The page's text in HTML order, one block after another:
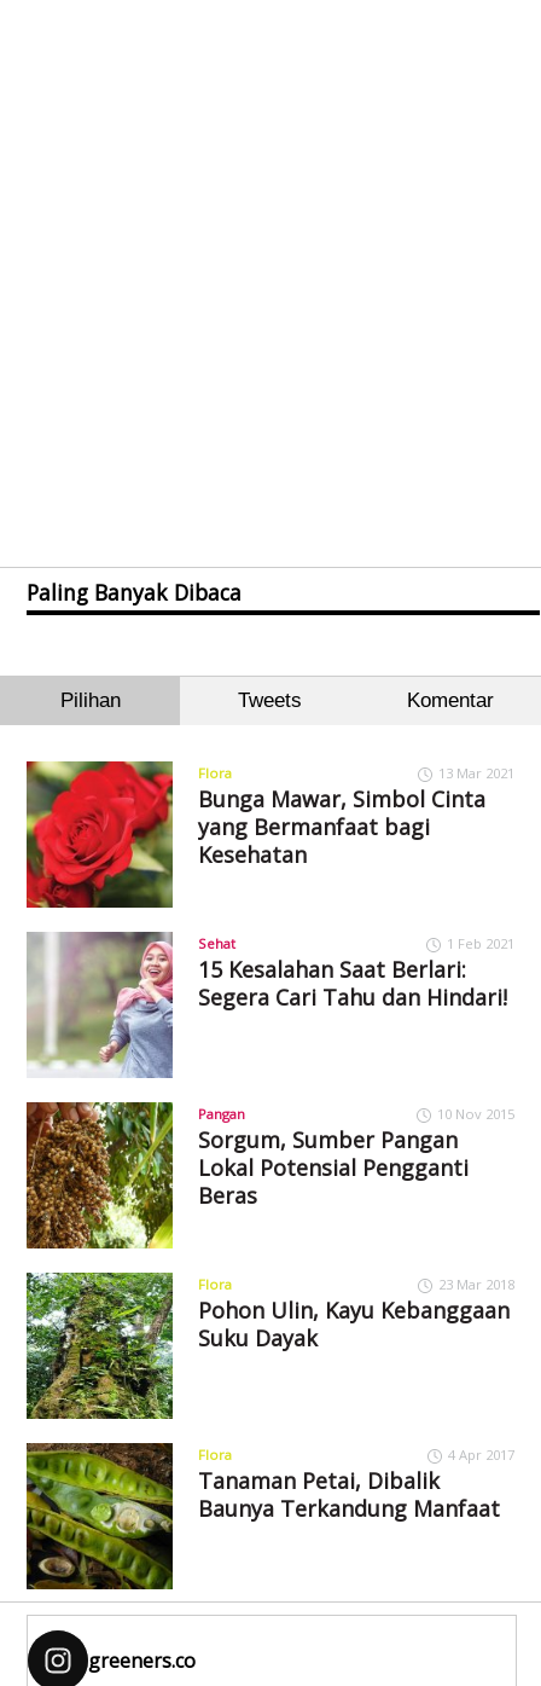
Paling Banyak Dibaca
Pilihan Tweets Komentar
Flora 13 Mar 2021
Bunga Mawar, Simbol Cinta
yang Bermanfaat bagi
Kesehatan
Sehat 1 Feb 2021
15 Kesalahan Saat Berlari:
Segera Cari Tahu dan Hindari!
Pangan 10 Nov 2015
Sorgum, Sumber Pangan
Lokal Potensial Pengganti
Beras
Flora 23 Mar 2018
Pohon Ulin, Kayu Kebanggaan
Suku Dayak
Flora 4 Apr 2017
Tanaman Petai, Dibalik
Baunya Terkandung Manfaat
greeners.co